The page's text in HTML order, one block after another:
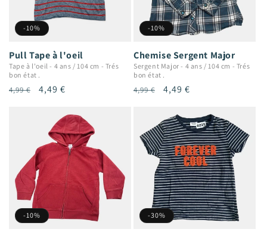
-10%
Pull Tape à l'oeil
Tape à l'oeil - 4 ans / 104 cm - Trés
bon état .
Prix
4,99 €
Prix
4,49 €
-10%
Chemise Sergent Major
Sergent Major - 4 ans / 104 cm - Trés
bon état .
Prix
4,99 €
Prix
4,49 €
-10% -30%